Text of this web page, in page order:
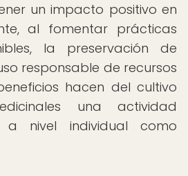
un impacto positivo en
al fomentar prácticas
la preservación de
responsable de recursos
hacen del cultivo
una actividad
a nivel individual como